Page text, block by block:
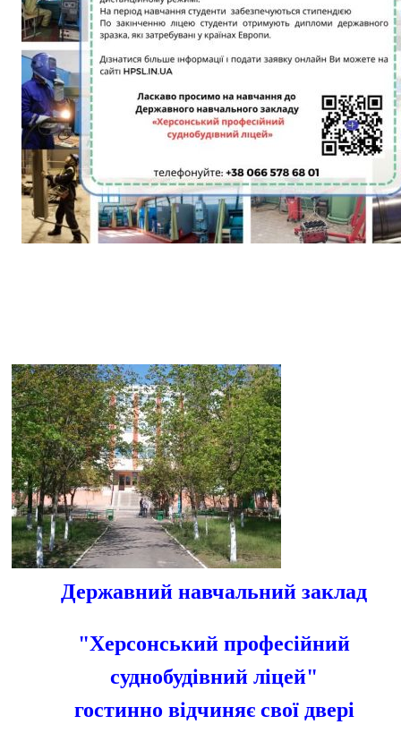
Державний навчальний заклад
"Херсонський професійний
суднобудівний ліцей"
гостинно відчиняє свої двері